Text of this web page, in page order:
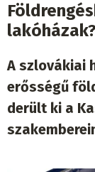
A szlovákiai
erősségű
derült ki a